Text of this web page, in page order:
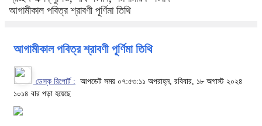
আগামীকাল পবিত্র শ্রাবণী পূর্ণিমা তিথি
আগামীকাল পবিত্র শ্রাবণী পূর্ণিমা তিথি
ডেস্ক রিপোর্ট : আপডেট সময় ০৭:৫৩:১১ অপরাহ্ন, রবিবার, ১৮ অগাস্ট ২০২৪
১০১৪ বার পড়া হয়েছে